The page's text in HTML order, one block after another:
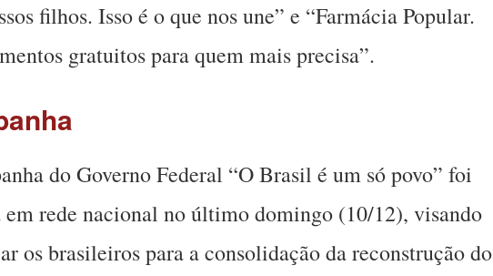
filhos. Isso é o que nos une” e “Farmácia Popular.
gratuitos para quem mais precisa”.
do Governo Federal “O Brasil é um só povo” foi
em rede nacional no último domingo (10/12), visando
os brasileiros para a consolidação da reconstrução do